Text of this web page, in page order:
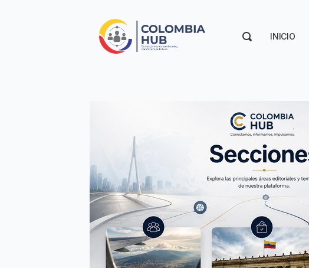
INICIO